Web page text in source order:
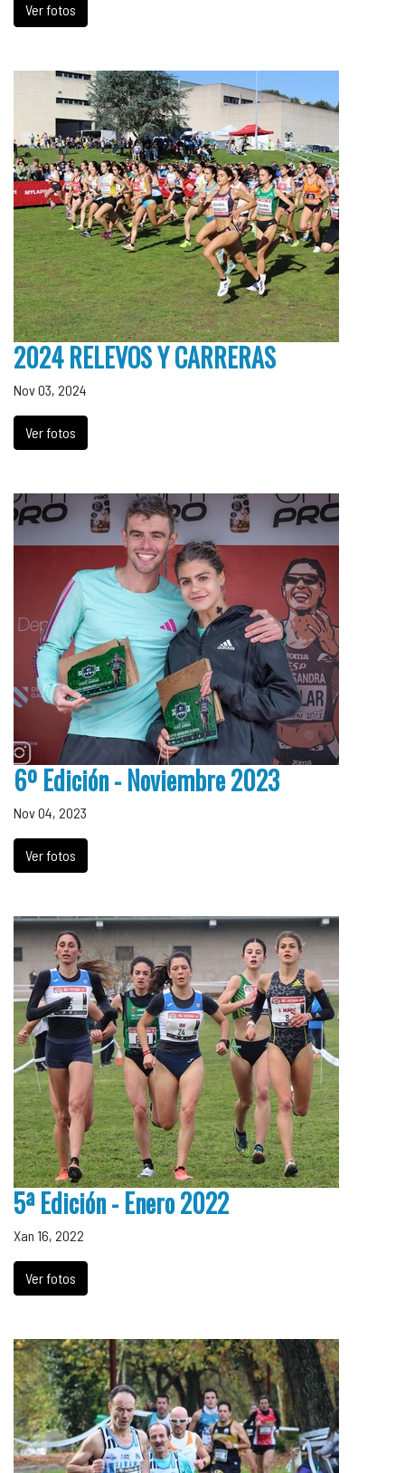
Ver fotos
2024 RELEVOS Y CARRERAS
Nov 03, 2024
Ver fotos
6º Edición - Noviembre 2023
Nov 04, 2023
Ver fotos
5ª Edición - Enero 2022
Xan 16, 2022
Ver fotos